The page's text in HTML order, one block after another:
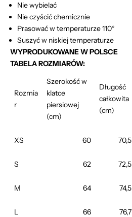
Nie wybielać
Nie czyścić chemicznie
Prasować w temperaturze 110°
Suszyć w niskiej temperaturze
WYPRODUKOWANE W POLSCE
TABELA ROZMIARÓW:
Rozmia
r
Szerokość w
klatce
piersiowej
(cm)
Długość
całkowita
(cm)
XS 60 70,5
S 62 72,5
M 64 74,5
L 66 76,7